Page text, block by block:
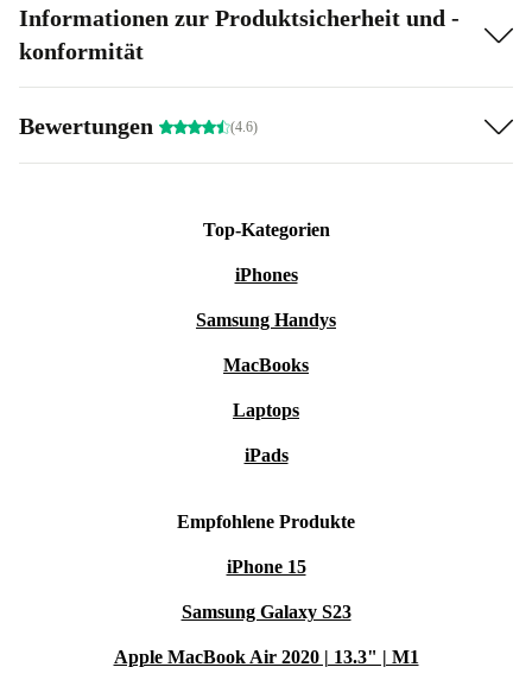
gelangen in den Verkauf - mit fairem Preis, 30 Tage
Informationen zur Produktsicherheit und -
konformität
Bewertungen (4.6)
Top-Kategorien
iPhones
Samsung Handys
MacBooks
Laptops
iPads
Empfohlene Produkte
iPhone 15
Samsung Galaxy S23
Apple MacBook Air 2020 | 13.3" | M1